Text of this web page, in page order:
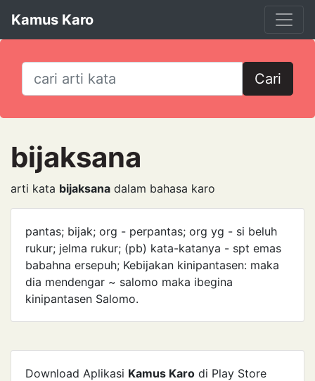
Kamus Karo
Cari
bijaksana
arti kata bijaksana dalam bahasa karo
pantas; bijak; org - perpantas; org yg - si beluh
rukur; jelma rukur; (pb) kata-katanya - spt emas
babahna ersepuh; Kebijakan kinipantasen: maka
dia mendengar ~ salomo maka ibegina
kinipantasen Salomo.
Download Aplikasi Kamus Karo di Play Store